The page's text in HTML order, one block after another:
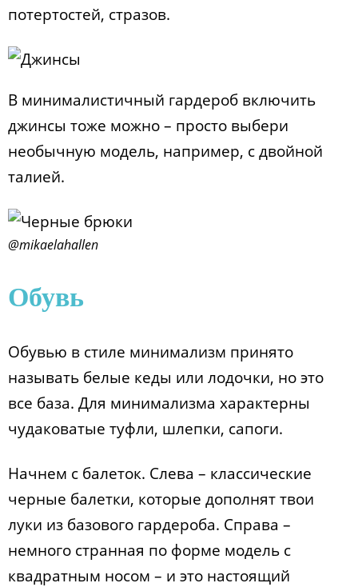
потертостей, стразов.
В минималистичный гардероб включить
джинсы тоже можно – просто выбери
необычную модель, например, с двойной
талией.
@mikaelahallen
Обувь
Обувью в стиле минимализм принято
называть белые кеды или лодочки, но это
все база. Для минимализма характерны
чудаковатые туфли, шлепки, сапоги.
Начнем с балеток. Слева – классические
черные балетки, которые дополнят твои
луки из базового гардероба. Справа –
немного странная по форме модель с
квадратным носом – и это настоящий